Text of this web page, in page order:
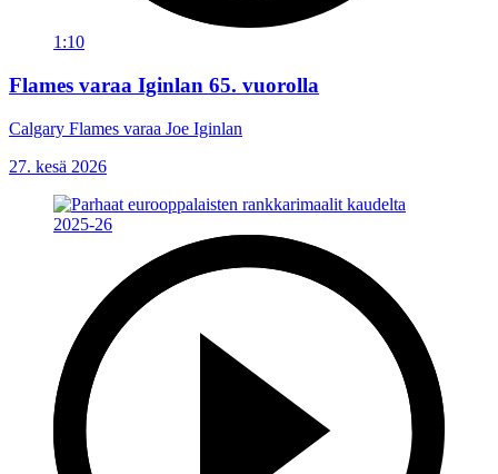
1:10
Flames varaa Iginlan 65. vuorolla
Calgary Flames varaa Joe Iginlan
27. kesä 2026